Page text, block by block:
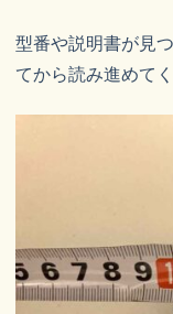
型番や説明書が見
てから読み進めてく